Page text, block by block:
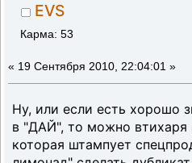
EVS
Карма: 53
« 19 Сентября 2010, 22:04:01 »
Ну, или если есть хорошо
в "ДАЙ", то можно
которая штампует